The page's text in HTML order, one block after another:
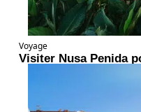
Voyage
Visiter Nusa Penida